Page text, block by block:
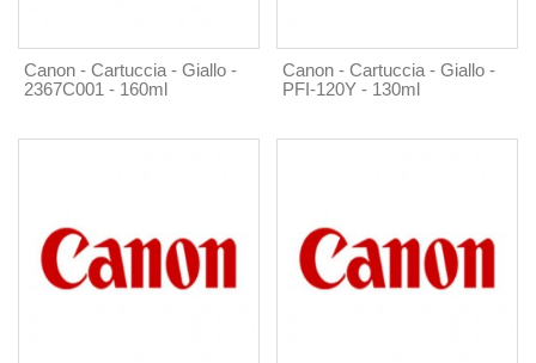
Canon - Cartuccia - Giallo -
2367C001 - 160ml
Canon - Cartuccia - Giallo -
PFI-120Y - 130ml